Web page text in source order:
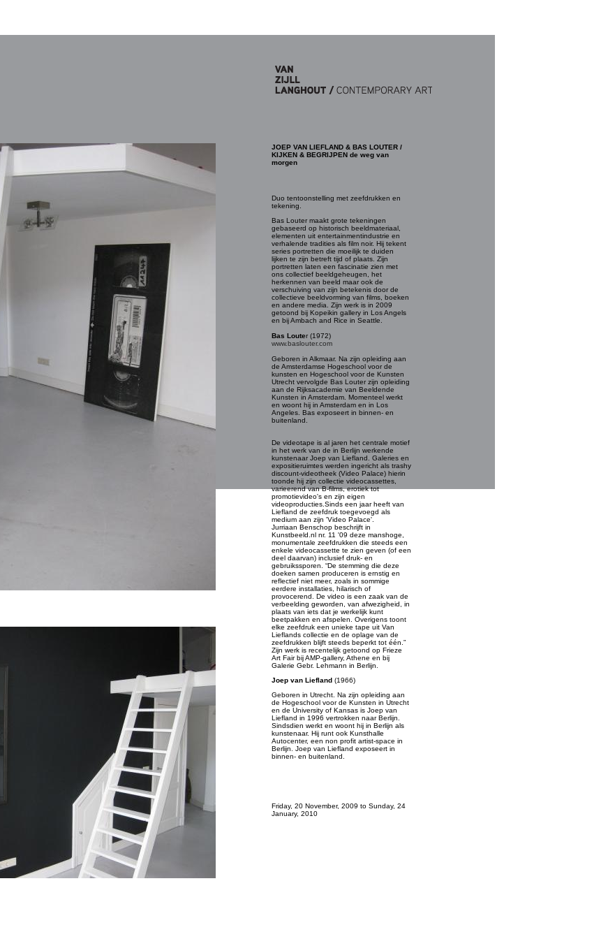
JOEP VAN LIEFLAND & BAS LOUTER /
KIJKEN & BEGRIJPEN de weg van
morgen
Duo tentoonstelling met zeefdrukken en
tekening.
Bas Louter maakt grote tekeningen
gebaseerd op historisch beeldmateriaal,
elementen uit entertainmentindustrie en
verhalende tradities als film noir. Hij tekent
series portretten die moeilijk te duiden
lijken te zijn betreft tijd of plaats. Zijn
portretten laten een fascinatie zien met
ons collectief beeldgeheugen, het
herkennen van beeld maar ook de
verschuiving van zijn betekenis door de
collectieve beeldvorming van films, boeken
en andere media. Zijn werk is in 2009
getoond bij Kopeikin gallery in Los Angels
en bij Ambach and Rice in Seattle.
Bas Louter (1972)
www.baslouter.com
Geboren in Alkmaar. Na zijn opleiding aan
de Amsterdamse Hogeschool voor de
kunsten en Hogeschool voor de Kunsten
Utrecht vervolgde Bas Louter zijn opleiding
aan de Rijksacademie van Beeldende
Kunsten in Amsterdam. Momenteel werkt
en woont hij in Amsterdam en in Los
Angeles. Bas exposeert in binnen- en
buitenland.
De videotape is al jaren het centrale motief
in het werk van de in Berlijn werkende
kunstenaar Joep van Liefland. Galeries en
expositieruimtes werden ingericht als trashy
discount-videotheek (Video Palace) hierin
toonde hij zijn collectie videocassettes,
varieerend van B-films, erotiek tot
promotievideo's en zijn eigen
videoproducties.Sinds een jaar heeft van
Liefland de zeefdruk toegevoegd als
medium aan zijn 'Video Palace'.
Jurriaan Benschop beschrijft in
Kunstbeeld.nl nr. 11 '09 deze manshoge,
monumentale zeefdrukken die steeds een
enkele videocassette te zien geven (of een
deel daarvan) inclusief druk- en
gebruikssporen. “De stemming die deze
doeken samen produceren is ernstig en
reflectief niet meer, zoals in sommige
eerdere installaties, hilarisch of
provocerend. De video is een zaak van de
verbeelding geworden, van afwezigheid, in
plaats van iets dat je werkelijk kunt
beetpakken en afspelen. Overigens toont
elke zeefdruk een unieke tape uit Van
Lieflands collectie en de oplage van de
zeefdrukken blijft steeds beperkt tot één.”
Zijn werk is recentelijk getoond op Frieze
Art Fair bij AMP-gallery, Athene en bij
Galerie Gebr. Lehmann in Berlijn.
Joep van Liefland (1966)
Geboren in Utrecht. Na zijn opleiding aan
de Hogeschool voor de Kunsten in Utrecht
en de University of Kansas is Joep van
Liefland in 1996 vertrokken naar Berlijn.
Sindsdien werkt en woont hij in Berlijn als
kunstenaar. Hij runt ook Kunsthalle
Autocenter, een non profit artist-space in
Berlijn. Joep van Liefland exposeert in
binnen- en buitenland.
Friday, 20 November, 2009 to Sunday, 24
January, 2010